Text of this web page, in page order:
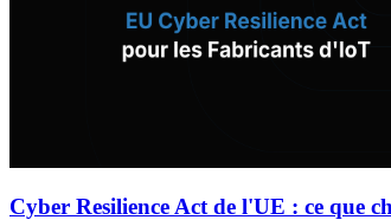
Cyber Resilience Act de l'UE : ce que